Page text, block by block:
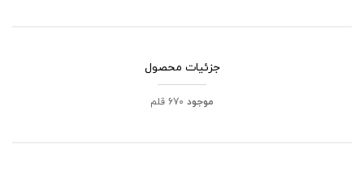
جزئیات محصول
موجود 670 قلم